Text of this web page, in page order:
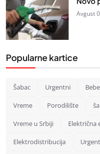
Avgust
Popularne kartice
Šabac Urgentni Bebe
Vreme Porodilište
Vreme u Srbiji Električna
Elektrodistribucija